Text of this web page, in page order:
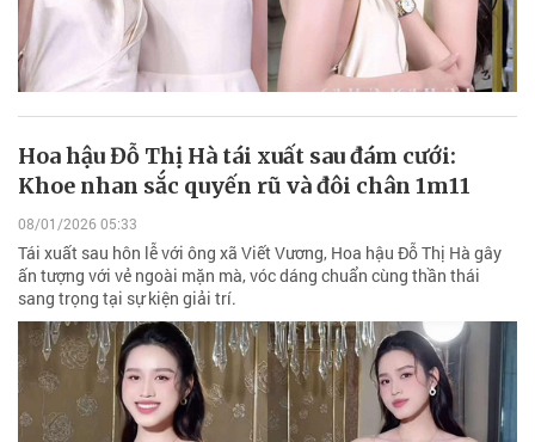
Hoa hậu Đỗ Thị Hà tái xuất sau đám cưới:
Khoe nhan sắc quyến rũ và đôi chân 1m11
08/01/2026 05:33
Tái xuất sau hôn lễ với ông xã Viết Vương, Hoa hậu Đỗ Thị Hà gây
ấn tượng với vẻ ngoài mặn mà, vóc dáng chuẩn cùng thần thái
sang trọng tại sự kiện giải trí.